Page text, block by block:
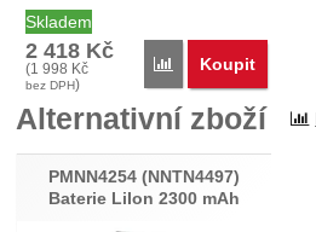
Skladem
2 418 Kč
(1 998 Kč
bez DPH)
Porovnat
Koupit
Alternativní zboží
PMNN4254 (NNTN4497)
Baterie LiIon 2300 mAh